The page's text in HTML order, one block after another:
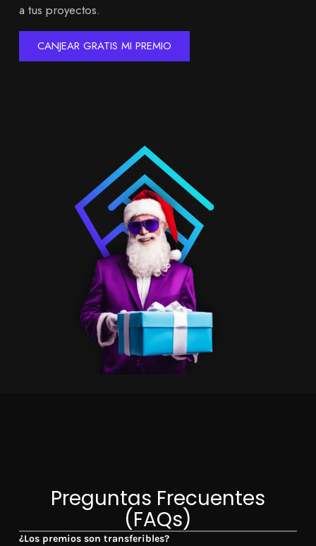
a tus proyectos.
CANJEAR GRATIS MI PREMIO
Preguntas Frecuentes
(FAQs)
¿Los premios son transferibles?